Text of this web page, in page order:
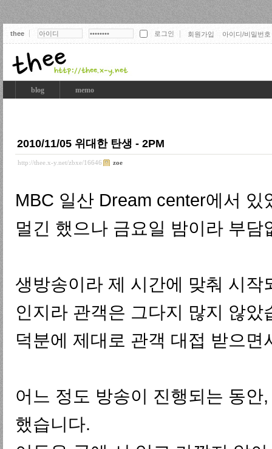
thee 회원가입 아이디/비밀번
blog memo
2010/11/05 위대한 탄생 - 2PM
http://thee.x-y.net/zbxe/16646 zoe
MBC 일산 Dream center에서
멀긴 했으나 금요일 밤이라 부담
생방송이라 제 시간에 맞춰 시
인지라 관객은 그다지 많지 않았
덕분에 제대로 관객 대접 받으
어느 정도 방송이 진행되는 동
했습니다.